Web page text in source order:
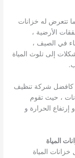
تتعرض له خزانات
الأرضية ،
في الصيف ،
إلى تلوث المياة
كافضل شركة تنظيف
، حيث تقوم
إرتفاع الحرارة و
المياة
خزانات المياة